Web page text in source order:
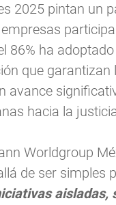
2025 pintan un
86% ha
que
avance
hacia la
Worldgroup
de ser simples
aisladas,